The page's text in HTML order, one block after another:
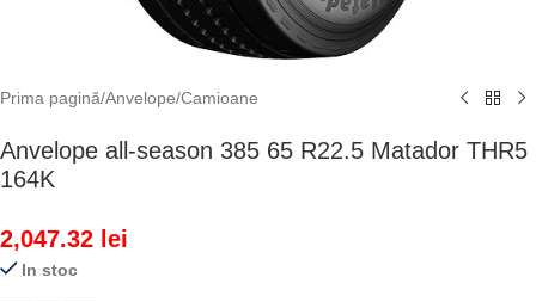
Prima pagină/Anvelope/Camioane
Anvelope all-season 385 65 R22.5 Matador THR5
164K
2,047.32 lei
In stoc